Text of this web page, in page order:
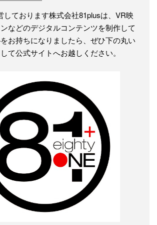
しております株式会社81plusは、VR映
などのデジタルコンテンツを制作して
お持ちになりましたら、ぜひ下の丸い
て公式サイトへお越しください。